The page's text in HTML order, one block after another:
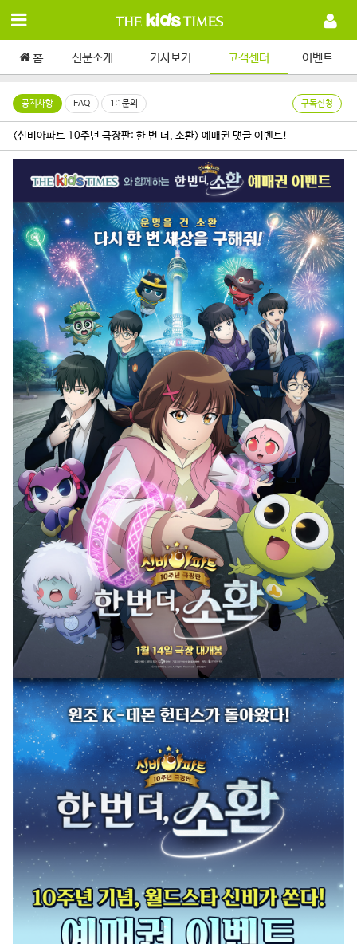
홈 신문소개 기사보기 고객센터 이벤트
공지사항 FAQ 1:1문의 구독신청
<신비아파트 10주년 극장판: 한 번 더, 소환> 예매권 댓글 이벤트!